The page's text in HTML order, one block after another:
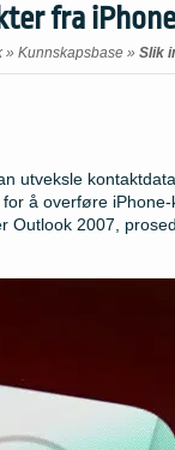
fra
» Kunnskapsbase » Slik
utveksle
å overføre
Outlook 2007,